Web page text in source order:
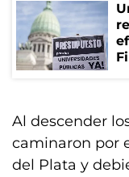
Al descender
caminaron por
del Plata y